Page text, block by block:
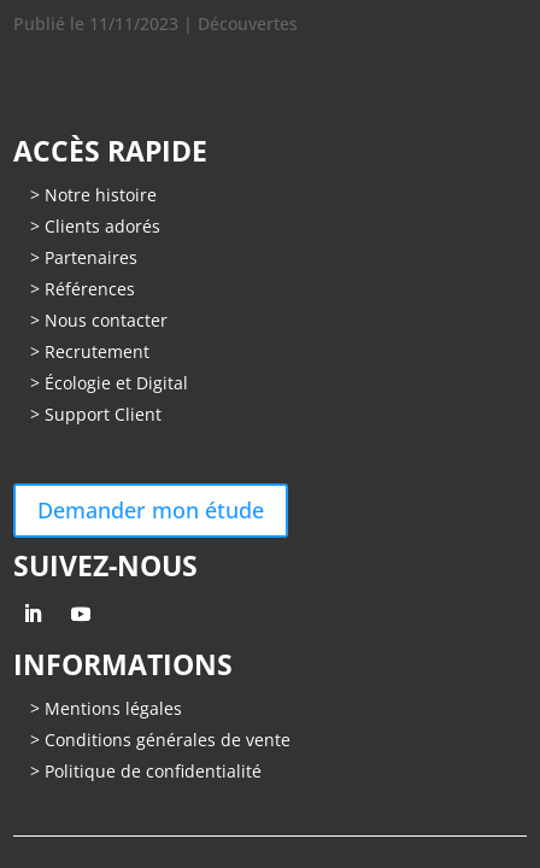
Publié le 11/11/2023 | Découvertes
ACCÈS RAPIDE
> Notre histoire
> Clients adorés
> Partenaires
> Références
> Nous contacter
> Recrutement
> Écologie et Digital
> Support Client
Demander mon étude
SUIVEZ-NOUS
INFORMATIONS
> Mentions légales
> Conditions générales de vente
> Politique de confidentialité